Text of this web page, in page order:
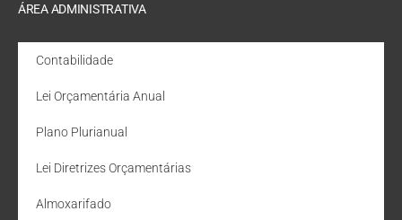
ÁREA ADMINISTRATIVA
Contabilidade
Lei Orçamentária Anual
Plano Plurianual
Lei Diretrizes Orçamentárias
Almoxarifado